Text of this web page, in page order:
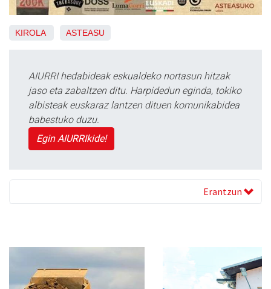
KIROLA ASTEASU
AIURRI hedabideak eskualdeko nortasun hitzak
jaso eta zabaltzen ditu. Harpidedun eginda, tokiko
albisteak euskaraz lantzen dituen komunikabidea
babestuko duzu.
Egin AIURRIkide!
Erantzun